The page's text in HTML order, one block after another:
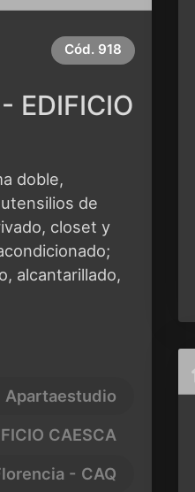
Cód. 918
EDIFICIO
doble,
de
closet y
alcantarillado,
Apartaestudio
CAESCA
- CAQ